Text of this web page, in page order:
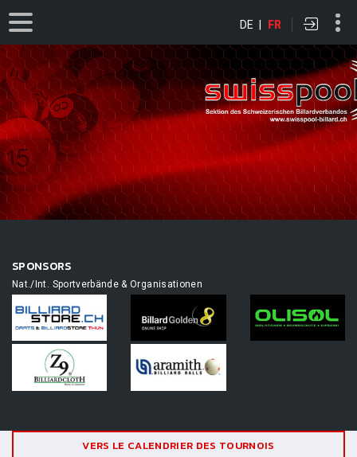
DE | FR
SPONSORS
Nat./Int. Sportverbände & Organisationen
VERS LE CALENDRIER DES TOURNOIS